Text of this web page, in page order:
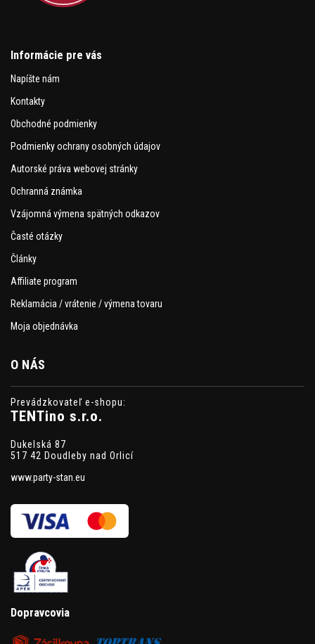
Informácie pre vás
Napíšte nám
Kontakty
Obchodné podmienky
Podmienky ochrany osobných údajov
Autorské práva webovej stránky
Ochranná známka
Vzájomná výmena spätných odkazov
Časté otázky
Články
Affiliate program
Reklamácia / vrátenie / výmena tovaru
Moja objednávka
O NÁS
Prevádzkovateľ e-shopu:
TENTino s.r.o.
Dukelská 87
517 42 Doudleby nad Orlicí
www.party-stan.eu
Dopravcovia